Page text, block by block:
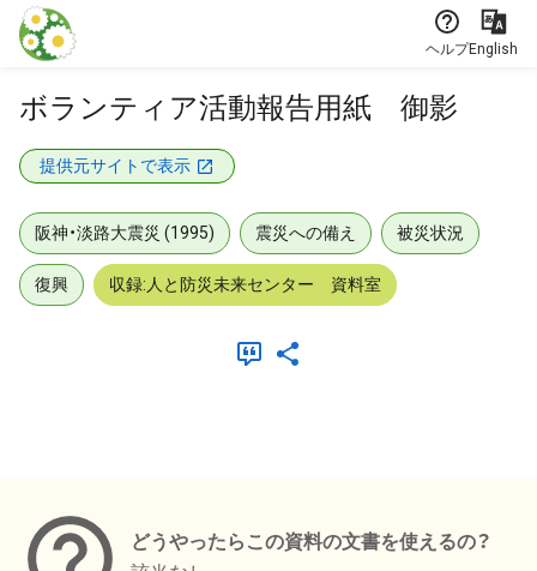
本文に飛ぶ
ヘルプEnglish
ボランティア活動報告用紙 御影
提供元サイトで表示
阪神・淡路大震災 (1995) 震災への備え 被災状況
復興 収録:人と防災未来センター 資料室
どうやったらこの資料の文書を使えるの？